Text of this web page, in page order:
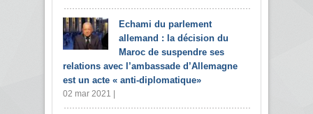
Echami du parlement
allemand : la décision du
Maroc de suspendre ses
relations avec l’ambassade d’Allemagne
est un acte « anti-diplomatique»
02 mar 2021 |